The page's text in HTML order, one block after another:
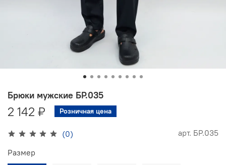
(0) арт. БР.035
Брюки мужские БР.035
2 142 ₽ Розничная цена
Размер